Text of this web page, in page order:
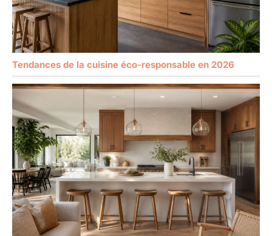
Tendances de la cuisine éco-responsable en 2026